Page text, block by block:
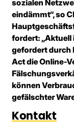
sozialen
eindämmt“, so
fordert: „Aktuell
gefordert durch
Act die Online-
können
gefälschter
Kontakt